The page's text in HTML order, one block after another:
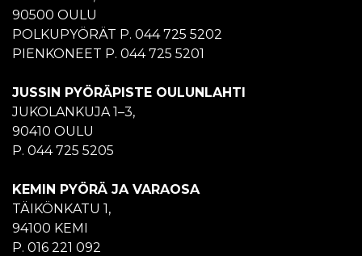
90500 OULU
POLKUPYÖRÄT P. 044 725 5202
PIENKONEET P. 044 725 5201
JUSSIN PYÖRÄPISTE OULUNLAHTI
JUKOLANKUJA 1–3,
90410 OULU
P. 044 725 5205
KEMIN PYÖRÄ JA VARAOSA
TÄIKÖNKATU 1,
94100 KEMI
P. 016 221 092